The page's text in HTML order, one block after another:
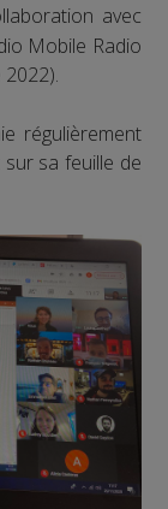
avec
Mobile Radio
régulièrement
sa feuille de